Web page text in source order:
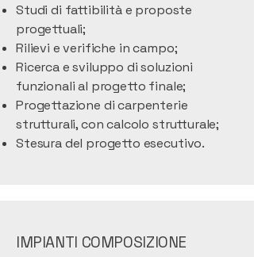
Studi di fattibilità e proposte
progettuali;
Rilievi e verifiche in campo;
Ricerca e sviluppo di soluzioni
funzionali al progetto finale;
Progettazione di carpenterie
strutturali, con calcolo strutturale;
Stesura del progetto esecutivo.
IMPIANTI COMPOSIZIONE